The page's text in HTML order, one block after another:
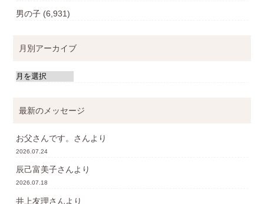
男の子 (6,931)
月別アーカイブ
最新のメッセージ
お父さんです。 さんより
2026.07.24
辰己富美子さんより
2026.07.18
井上友理さんより